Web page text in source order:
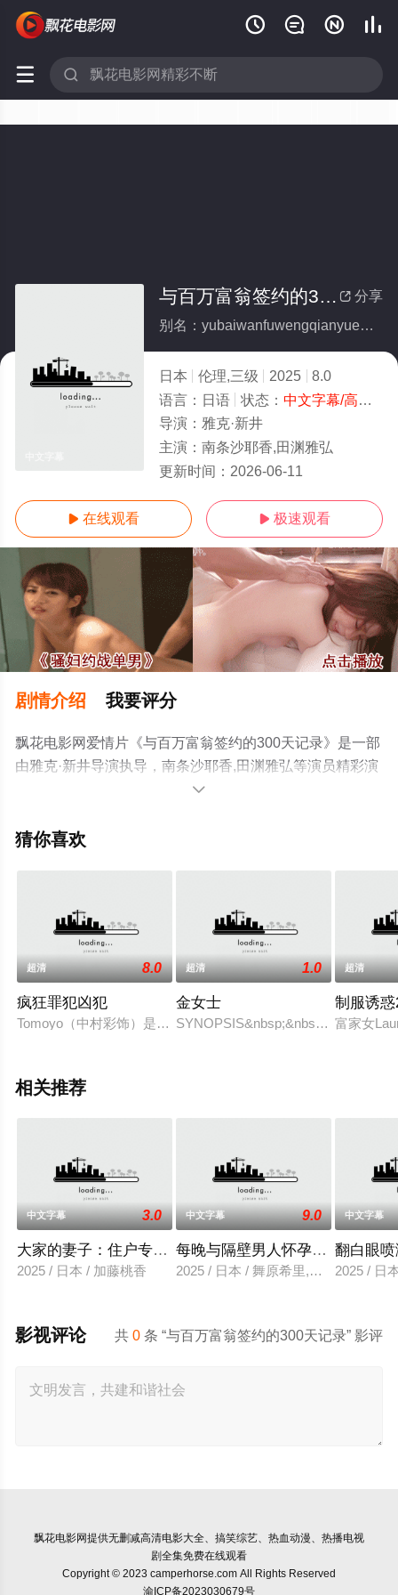
   
 
 分享
与百万富翁签约的300天记录
别名：yubaiwanfuwengqianyuede300tianjilu
日本 伦理,三级 2025
8.0
语言： 日语 状态： 中文字幕/高清
导演： 雅克·新井
主演： 南条沙耶香,田渊雅弘
更新时间： 2026-06-11
 在线观看  极速观看
剧情介绍 我要评分
飘花电影网爱情片《与百万富翁签约的300天记录》是一部
由雅克·新井导演执导，南条沙耶香,田渊雅弘等演员精彩演
绎的日本电影，手机免费观看高清未删减完整版电影大全
或剧情网等平台了解。

猜你喜欢
超清 8.0
疯狂罪犯凶犯
Tomoyo（中村彩饰）是日本黑手党组织领头成员Udo（竹内力
超清 1.0
金女士
超清
制服诱惑
富家女
相关推荐
中文字幕 3.0
大家的妻子：住户专用洞口
2025 / 日本 / 加藤桃香
中文字幕 9.0
每晚与隔壁男人怀孕性爱
2025 / 日本 / 舞原希里,佐川金二
中文字幕
翻白眼
2025 / 日
共0 条 “与百万富翁签约的300天记录” 影评
影视评论
飘花电影网提供无删减高清电影大全、搞笑综艺、热血动漫、热播电视
剧全集免费在线观看
Copyright © 2023 camperhorse.com All Rights Reserved
渝ICP备2023030679号